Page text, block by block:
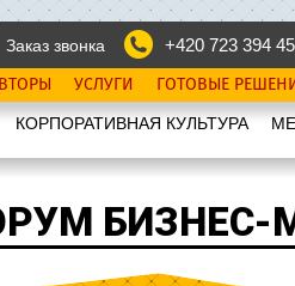
Заказ звонка
+420 723 394
УСЛУГИ ГОТОВЫЕ
КОРПОРАТИВНАЯ КУЛЬТУРА
БИЗНЕС-